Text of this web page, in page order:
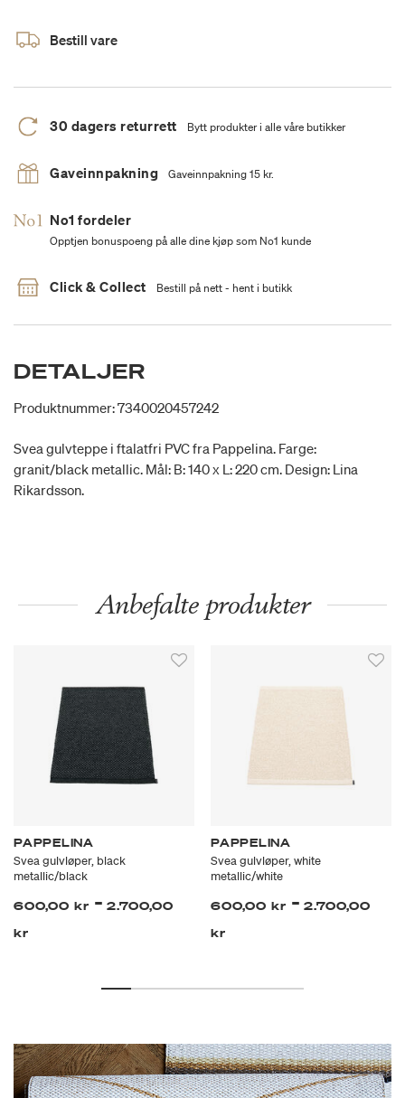
Bestill vare
30 dagers returrett Bytt produkter i alle våre butikker
Gaveinnpakning Gaveinnpakning 15 kr.
No1 fordeler
Opptjen bonuspoeng på alle dine kjøp som No1 kunde
Click & Collect Bestill på nett - hent i butikk
DETALJER
Produktnummer: 7340020457242
Svea gulvteppe i ftalatfri PVC fra Pappelina. Farge:
granit/black metallic. Mål: B: 140 x L: 220 cm. Design: Lina
Rikardsson.
Anbefalte produkter
PAPPELINA
Svea gulvløper, black
metallic/black
600,00 kr - 2.700,00
kr
PAPPELINA
Svea gulvløper, white
metallic/white
600,00 kr - 2.700,00
kr